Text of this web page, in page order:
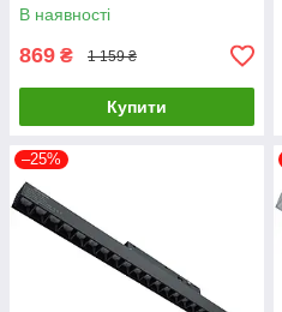
В наявності
869 ₴ 1 159 ₴
Купити
–25%